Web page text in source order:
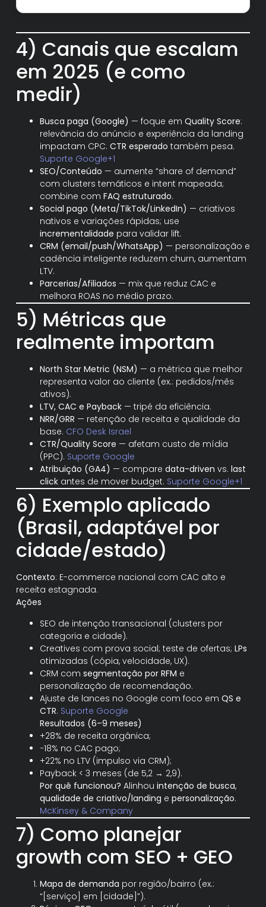
4) Canais que escalam
em 2025 (e como
medir)
Busca paga (Google) — foque em Quality Score:
relevância do anúncio e experiência da landing
impactam CPC. CTR esperado também pesa.
Suporte Google+1
SEO/Conteúdo — aumente “share of demand”
com clusters temáticos e intent mapeada;
combine com FAQ estruturado.
Social pago (Meta/TikTok/LinkedIn) — criativos
nativos e variações rápidas; use
incrementalidade para validar lift.
CRM (email/push/WhatsApp) — personalização e
cadência inteligente reduzem churn, aumentam
LTV.
Parcerias/Afiliados — mix que reduz CAC e
melhora ROAS no médio prazo.
5) Métricas que
realmente importam
North Star Metric (NSM) — a métrica que melhor
representa valor ao cliente (ex.: pedidos/mês
ativos).
LTV, CAC e Payback— tripé da eficiência.
NRR/GRR — retenção de receita e qualidade da
base. CFO Desk Israel
CTR/Quality Score — afetam custo de mídia
(PPC). Suporte Google
Atribuição (GA4) — compare data-driven vs. last
clickantes de mover budget. Suporte Google+1
6) Exemplo aplicado
(Brasil, adaptável por
cidade/estado)
Contexto: E-commerce nacional com CAC alto e
receita estagnada.
Ações
SEO de intenção transacional (clusters por
categoria e cidade).
Creatives com prova social; teste de ofertas; LPs
otimizadas (cópia, velocidade, UX).
CRM com segmentação por RFM e
personalização de recomendação.
Ajuste de lances no Google com foco em QS e
CTR. Suporte Google
Resultados (6–9 meses)
+28% de receita orgânica;
−18% no CAC pago;
+22% no LTV (impulso via CRM);
Payback < 3 meses (de 5,2 → 2,9).
Por quê funcionou? Alinhou intenção de busca,
qualidade de criativo/landing e personalização.
McKinsey & Company
7) Como planejar
growth com SEO + GEO
Mapa de demanda por região/bairro (ex.:
“[serviço] em [cidade]”).